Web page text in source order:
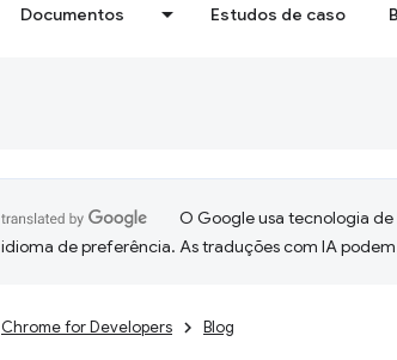
Documentos Estudos de caso
O Google usa tecnologia
idioma de preferência. As traduções com IA
Chrome for Developers Blog